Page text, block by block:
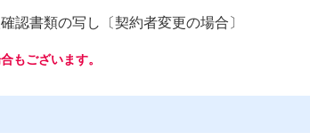
認書類の写し〔契約者変更の場合〕
もございます。